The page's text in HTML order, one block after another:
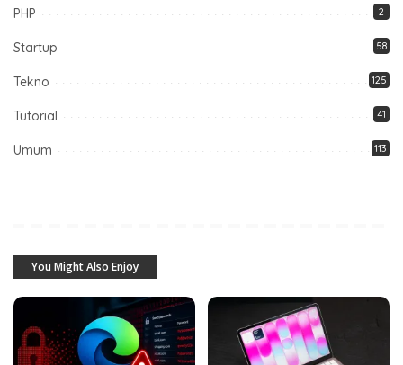
PHP 2
Startup 58
Tekno 125
Tutorial 41
Umum 113
You Might Also Enjoy